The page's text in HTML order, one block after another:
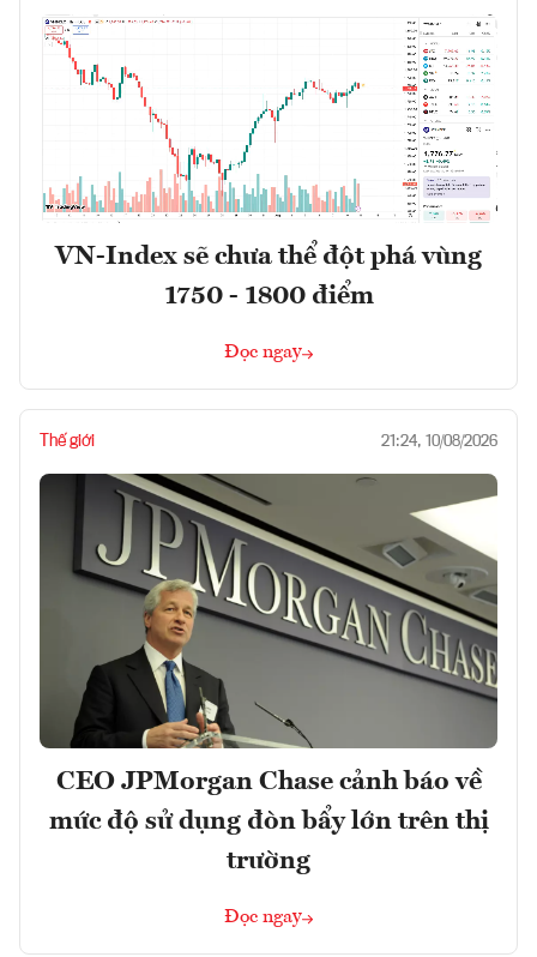
VN-Index sẽ chưa thể đột phá vùng
1750 - 1800 điểm
Đọc ngay
Thế giới 21:24, 10/08/2026
CEO JPMorgan Chase cảnh báo về
mức độ sử dụng đòn bẩy lớn trên thị
trường
Đọc ngay